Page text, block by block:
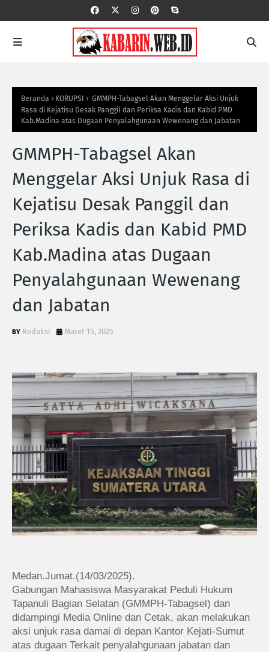
Beranda KORUPSI
GMMPH-Tabagsel Akan Menggelar Aksi Unjuk
Rasa di Kejatisu Desak Panggil dan Periksa Kadis dan Kabid PMD
Kab.Madina atas Dugaan Penyalahgunaan Wewenang dan Jabatan
GMMPH-Tabagsel Akan
Menggelar Aksi Unjuk Rasa di
Kejatisu Desak Panggil dan
Periksa Kadis dan Kabid PMD
Kab.Madina atas Dugaan
Penyalahgunaan Wewenang
dan Jabatan
Redaksi Maret 15, 2025
Medan.Jumat.(14/03/2025).
Gabungan Mahasiswa Masyarakat Peduli Hukum
Tapanuli Bagian Selatan (GMMPH-Tabagsel) dan
didampingi Media Online dan Cetak, akan melakukan
aksi unjuk rasa damai di depan Kantor Kejati-Sumut
atas dugaan Terkait penyalahgunaan jabatan dan